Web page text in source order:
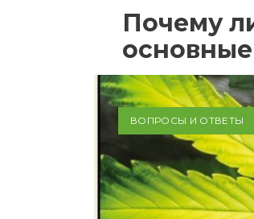
Почему
ВОПРОСЫ И ОТВЕТЫ